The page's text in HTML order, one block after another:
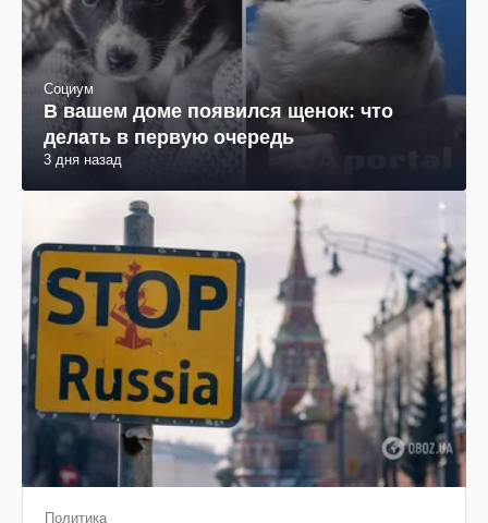
Социум
В вашем доме появился щенок: что
делать в первую очередь
3 дня назад
Политика